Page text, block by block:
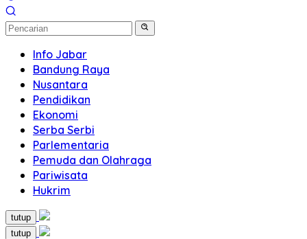
Info Jabar
Bandung Raya
Nusantara
Pendidikan
Ekonomi
Serba Serbi
Parlementaria
Pemuda dan Olahraga
Pariwisata
Hukrim
tutup
tutup